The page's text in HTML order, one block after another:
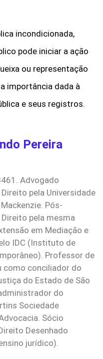
incondicionada,
pode iniciar a ação
ou representação
importância dada à
e seus registros.
Pereira
Advogado
pela Universidade
Pós-
pela mesma
em Mediação e
IDC (Instituto de
Professor de
como conciliador do
do Estado de São
do
Sociedade
Sócio
Desenhado
jurídico).